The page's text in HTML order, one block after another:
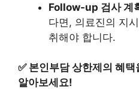
Follow-up 검사 계
다면, 의료진의 지
취해야 합니다.
✅ 본인부담 상한제의 혜택
알아보세요!